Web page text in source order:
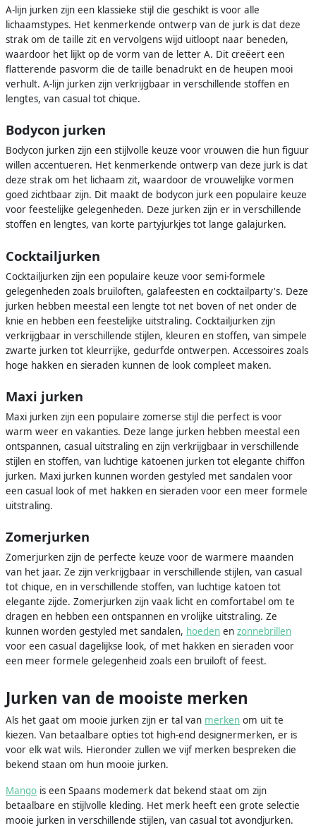
A-lijn jurken zijn een klassieke stijl die geschikt is voor alle
lichaamstypes. Het kenmerkende ontwerp van de jurk is dat deze
strak om de taille zit en vervolgens wijd uitloopt naar beneden,
waardoor het lijkt op de vorm van de letter A. Dit creëert een
flatterende pasvorm die de taille benadrukt en de heupen mooi
verhult. A-lijn jurken zijn verkrijgbaar in verschillende stoffen en
lengtes, van casual tot chique.
Bodycon jurken
Bodycon jurken zijn een stijlvolle keuze voor vrouwen die hun figuur
willen accentueren. Het kenmerkende ontwerp van deze jurk is dat
deze strak om het lichaam zit, waardoor de vrouwelijke vormen
goed zichtbaar zijn. Dit maakt de bodycon jurk een populaire keuze
voor feestelijke gelegenheden. Deze jurken zijn er in verschillende
stoffen en lengtes, van korte partyjurkjes tot lange galajurken.
Cocktailjurken
Cocktailjurken zijn een populaire keuze voor semi-formele
gelegenheden zoals bruiloften, galafeesten en cocktailparty's. Deze
jurken hebben meestal een lengte tot net boven of net onder de
knie en hebben een feestelijke uitstraling. Cocktailjurken zijn
verkrijgbaar in verschillende stijlen, kleuren en stoffen, van simpele
zwarte jurken tot kleurrijke, gedurfde ontwerpen. Accessoires zoals
hoge hakken en sieraden kunnen de look compleet maken.
Maxi jurken
Maxi jurken zijn een populaire zomerse stijl die perfect is voor
warm weer en vakanties. Deze lange jurken hebben meestal een
ontspannen, casual uitstraling en zijn verkrijgbaar in verschillende
stijlen en stoffen, van luchtige katoenen jurken tot elegante chiffon
jurken. Maxi jurken kunnen worden gestyled met sandalen voor
een casual look of met hakken en sieraden voor een meer formele
uitstraling.
Zomerjurken
Zomerjurken zijn de perfecte keuze voor de warmere maanden
van het jaar. Ze zijn verkrijgbaar in verschillende stijlen, van casual
tot chique, en in verschillende stoffen, van luchtige katoen tot
elegante zijde. Zomerjurken zijn vaak licht en comfortabel om te
dragen en hebben een ontspannen en vrolijke uitstraling. Ze
kunnen worden gestyled met sandalen, hoeden en zonnebrillen
voor een casual dagelijkse look, of met hakken en sieraden voor
een meer formele gelegenheid zoals een bruiloft of feest.
Jurken van de mooiste merken
Als het gaat om mooie jurken zijn er tal van merken om uit te
kiezen. Van betaalbare opties tot high-end designermerken, er is
voor elk wat wils. Hieronder zullen we vijf merken bespreken die
bekend staan om hun mooie jurken.
Mango is een Spaans modemerk dat bekend staat om zijn
betaalbare en stijlvolle kleding. Het merk heeft een grote selectie
mooie jurken in verschillende stijlen, van casual tot avondjurken.